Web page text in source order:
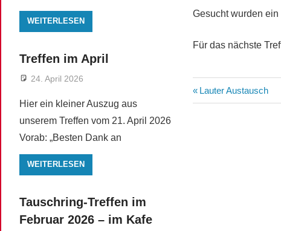
Gesucht wurden
Für das nächste
Vorheriger
Beitrag:
Lauter Austausch
WEITERLESEN
Treffen im April
24. April 2026
Hier ein kleiner Auszug aus
unserem Treffen vom 21. April 2026
Vorab: „Besten Dank an
WEITERLESEN
Tauschring-Treffen im
Februar 2026 – im Kafe